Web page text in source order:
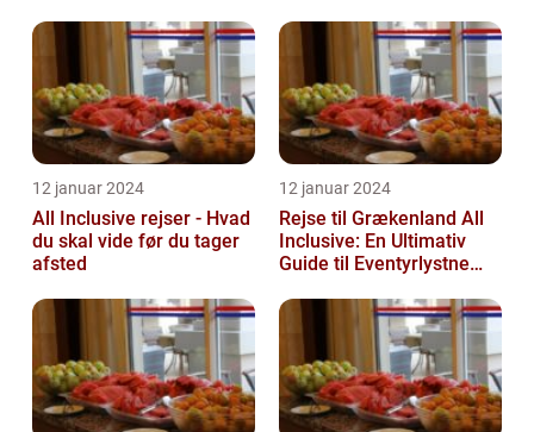
Historie
12 januar 2024
All Inclusive rejser - Hvad
du skal vide før du tager
afsted
12 januar 2024
Rejse til Grækenland All
Inclusive: En Ultimativ
Guide til Eventyrlystne